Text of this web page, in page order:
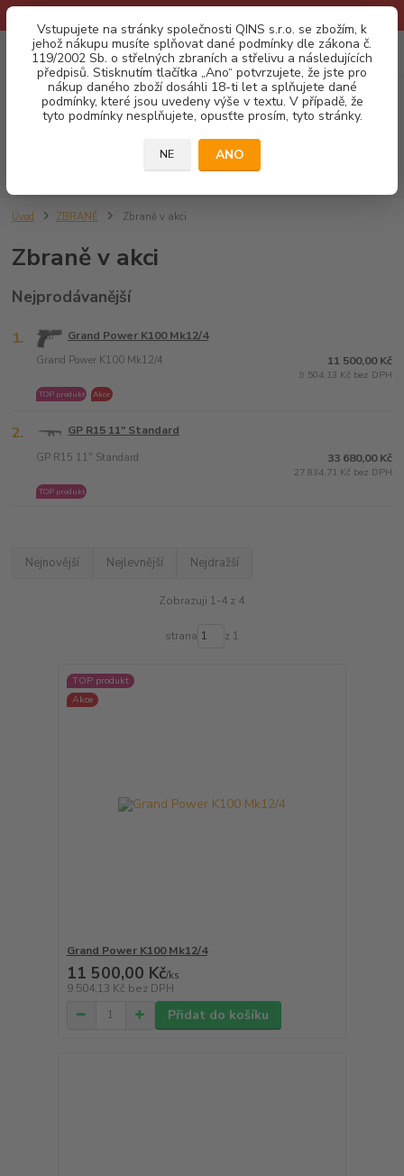
Vstupujete na stránky společnosti QINS s.r.o. se zbožím, k
jehož nákupu musíte splňovat dané podmínky dle zákona č.
119/2002 Sb. o střelných zbraních a střelivu a následujících
předpisů. Stisknutím tlačítka „Ano“ potvrzujete, že jste pro
nákup daného zboží dosáhli 18-ti let a splňujete dané
podmínky, které jsou uvedeny výše v textu. V případě, že
tyto podmínky nesplňujete, opusťte prosím, tyto stránky.
NE ANO
Menu
CZK 0
za0,00 Kč
Úvod ZBRANĚ Zbraně v akci
Zbraně v akci
Nejprodávanější
1. Grand Power K100 Mk12/4
Grand Power K100 Mk12/4
TOP produkt Akce
11 500,00 Kč
9 504,13 Kč bez DPH
2. GP R15 11" Standard
GP R15 11" Standard
TOP produkt
33 680,00 Kč
27 834,71 Kč bez DPH
Nejnovější Nejlevnější Nejdražší
Zobrazuji 1-4 z 4
strana z 1
TOP produkt
Akce
Grand Power K100 Mk12/4
11 500,00 Kč/ks
9 504,13 Kč bez DPH
Přidat do košíku